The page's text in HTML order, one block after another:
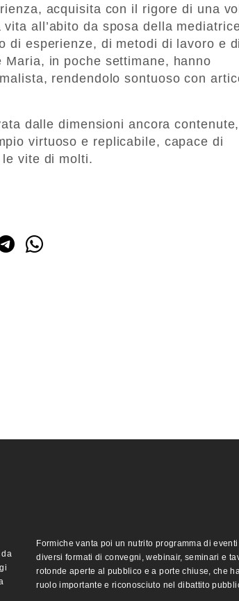
acquisita con il rigore di una
all’abito da sposa della
di esperienze, di metodi di lavoro e
in poche settimane, hanno
rendendolo sontuoso con
dalle dimensioni ancora
virtuoso e replicabile, capace di
vite di molti.
Formiche vanta poi un nutrito programma di
diversi formati di convegni, webinair, seminari e
rotonde aperte al pubblico e a porte chiuse, che
ruolo importante e riconosciuto nel dibattito